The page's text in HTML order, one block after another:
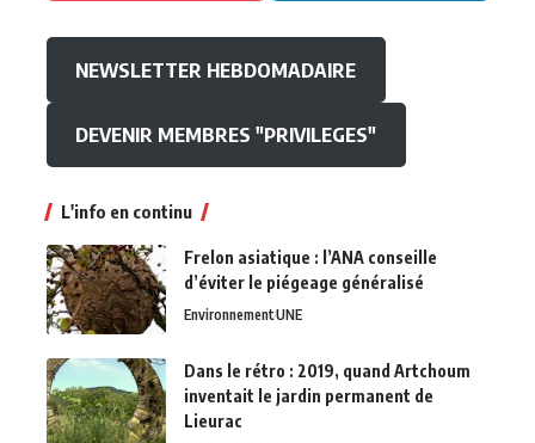
NEWSLETTER HEBDOMADAIRE
DEVENIR MEMBRES "PRIVILEGES"
L'info en continu
Frelon asiatique : l’ANA conseille
d’éviter le piégeage généralisé
EnvironnementUNE
Dans le rétro : 2019, quand Artchoum
inventait le jardin permanent de
Lieurac